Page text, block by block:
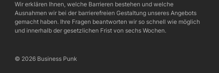
Wir erklären Ihnen, welche Barrieren bestehen und welche
Ausnahmen wir bei der barrierefreien Gestaltung unseres Angebots
gemacht haben. Ihre Fragen beantworten wir so schnell wie möglich
und innerhalb der gesetzlichen Frist von sechs Wochen.
© 2026 Business Punk